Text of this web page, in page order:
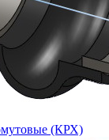
(КРХ)